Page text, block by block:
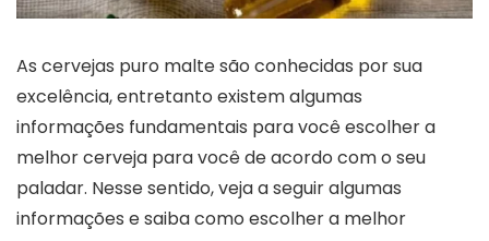
As cervejas puro malte são conhecidas por sua
excelência, entretanto existem algumas
informações fundamentais para você escolher a
melhor cerveja para você de acordo com o seu
paladar. Nesse sentido, veja a seguir algumas
informações e saiba como escolher a melhor